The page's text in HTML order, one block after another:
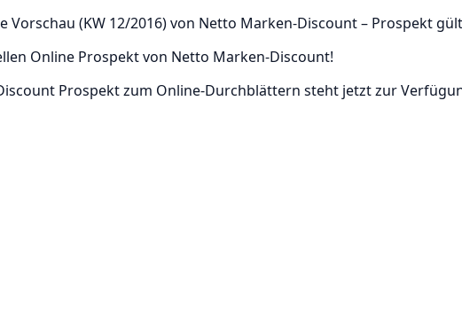
Vorschau (KW 12/2016) von Netto Marken-Discount – Prospekt
Online Prospekt von Netto Marken-Discount!
Prospekt zum Online-Durchblättern steht jetzt zur